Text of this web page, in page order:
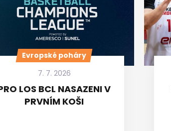
Evropské poháry
7. 7. 2026
LOS BCL NASAZENI V
PRVNÍM KOŠI